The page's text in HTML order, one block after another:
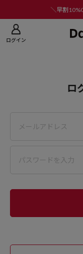
＼早割
ログイン
ロ